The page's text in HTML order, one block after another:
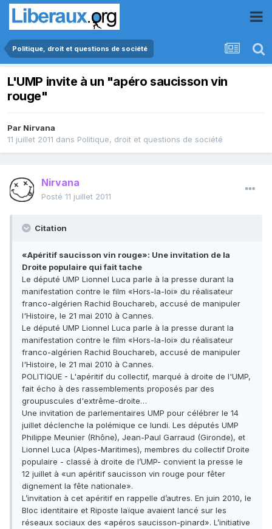
Politique, droit et questions de société
L'UMP invite à un "apéro saucisson vin
rouge"
Par Nirvana
11 juillet 2011 dans Politique, droit et questions de société
Nirvana
Posté 11 juillet 2011
Citation
«Apéritif saucisson vin rouge»: Une invitation de la
Droite populaire qui fait tache
Le député UMP Lionnel Luca parle à la presse durant la
manifestation contre le film «Hors-la-loi» du réalisateur
franco-algérien Rachid Bouchareb, accusé de manipuler
l'Histoire, le 21 mai 2010 à Cannes.
Le député UMP Lionnel Luca parle à la presse durant la
manifestation contre le film «Hors-la-loi» du réalisateur
franco-algérien Rachid Bouchareb, accusé de manipuler
l'Histoire, le 21 mai 2010 à Cannes.
POLITIQUE - L'apéritif du collectif, marqué à droite de l'UMP,
fait écho à des rassemblements proposés par des
groupuscules d'extrême-droite…
Une invitation de parlementaires UMP pour célébrer le 14
juillet déclenche la polémique ce lundi. Les députés UMP
Philippe Meunier (Rhône), Jean-Paul Garraud (Gironde), et
Lionnel Luca (Alpes-Maritimes), membres du collectif Droite
populaire - classé à droite de l’UMP- convient la presse le
12 juillet à «un apéritif saucisson vin rouge pour fêter
dignement la fête nationale».
L’invitation à cet apéritif en rappelle d’autres. En juin 2010, le
Bloc identitaire et Riposte laïque avaient lancé sur les
réseaux sociaux des «apéros saucisson-pinard». L’initiative